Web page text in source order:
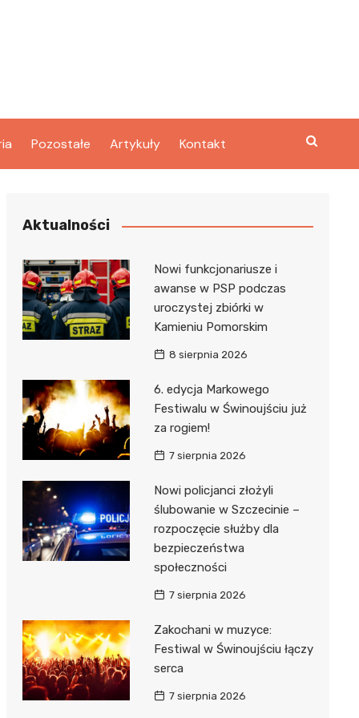
Pozostałe Artykuły Kontakt
Aktualności
Nowi funkcjonariusze i
awanse w PSP podczas
uroczystej zbiórki w
Kamieniu Pomorskim
8 sierpnia 2026
6. edycja Markowego
Festiwalu w Świnoujściu już
za rogiem!
7 sierpnia 2026
Nowi policjanci złożyli
ślubowanie w Szczecinie –
rozpoczęcie służby dla
bezpieczeństwa
społeczności
7 sierpnia 2026
Zakochani w muzyce:
Festiwal w Świnoujściu łączy
serca
7 sierpnia 2026